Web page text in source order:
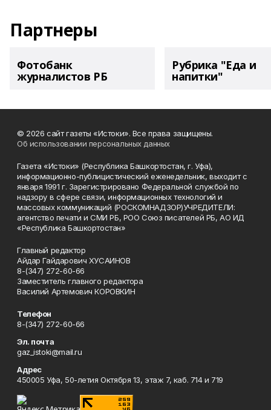
Партнеры
Фотобанк
журналистов РБ
Рубрика "Еда и
напитки"
© 2026 сайт газеты «Истоки». Все права защищены.
Об использовании персональных данных
Газета «Истоки» (Республика Башкортостан, г. Уфа),
информационно-публицистический еженедельник, выходит с
января 1991 г. Зарегистрировано Федеральной службой по
надзору в сфере связи, информационных технологий и
массовых коммуникаций (РОСКОМНАДЗОР)УЧРЕДИТЕЛИ:
агентство печати и СМИ РБ, РОО Союз писателей РБ, АО ИД
«Республика Башкортостан»
Главный редактор
Айдар Гайдарович ХУСАИНОВ
8-(347) 272-60-66
Заместитель главного редактора
Василий Артемович КОРОВКИН
Телефон
8-(347) 272-60-66
Эл. почта
gaz_istoki@mail.ru
Адрес
450005 Уфа, 50-летия Октября 13, этаж 7, каб. 714 и 719